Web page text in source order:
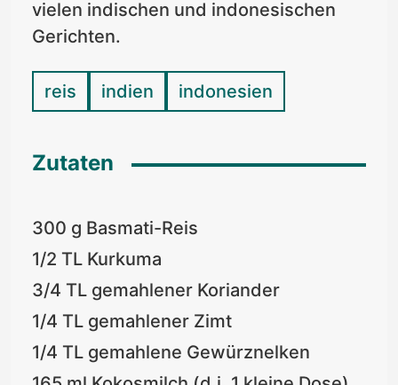
vielen indischen und indonesischen
Gerichten.
reis indien indonesien
Zutaten
300 g Basmati-Reis
1/2 TL Kurkuma
3/4 TL gemahlener Koriander
1/4 TL gemahlener Zimt
1/4 TL gemahlene Gewürznelken